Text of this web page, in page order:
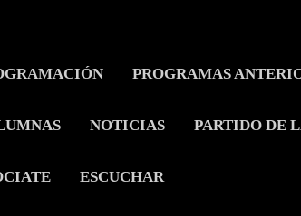
PROGRAMAS
NOTICIAS PARTIDO DE
ESCUCHAR